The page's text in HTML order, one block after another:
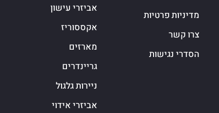
מדיניות פרטיות
צרו קשר
הסדרי נגישות
אביזרי עישון
אקססוריז
מארזים
גריינדרים
ניירות גלגול
אביזרי אידוי